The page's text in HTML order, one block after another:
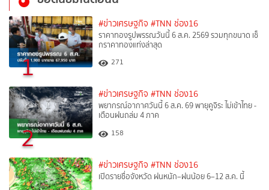
1
#ข่าวเศรษฐกิจ #TNN ช่อง16
ราคาทองรูปพรรณวันนี้ 6 ส.ค. 2569 รวมทุกขนาด เช็
กราคาทองแท่งล่าสุด
271
2
#ข่าวเศรษฐกิจ #TNN ช่อง16
พยากรณ์อากาศวันนี้ 6 ส.ค. 69 พายุคูจิระ ไม่เข้าไทย -
เตือนฝนถล่ม 4 ภาค
158
#ข่าวเศรษฐกิจ #TNN ช่อง16
เปิดรายชื่อจังหวัด ฝนหนัก–ฝนน้อย 6–12 ส.ค. นี้